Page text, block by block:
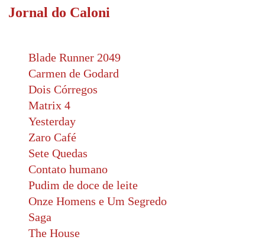
Jornal do Caloni
Blade Runner 2049
Carmen de Godard
Dois Córregos
Matrix 4
Yesterday
Zaro Café
Sete Quedas
Contato humano
Pudim de doce de leite
Onze Homens e Um Segredo
Saga
The House